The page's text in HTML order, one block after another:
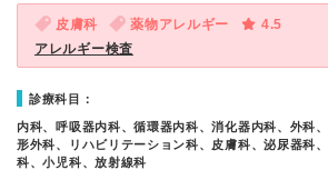
皮膚科 薬物アレルギー
4.5
アレルギー検査
診療科目：
内科、呼吸器内科、循環器内科、消化器内科、外科
形外科、リハビリテーション科、皮膚科、泌尿器科
科、小児科、放射線科